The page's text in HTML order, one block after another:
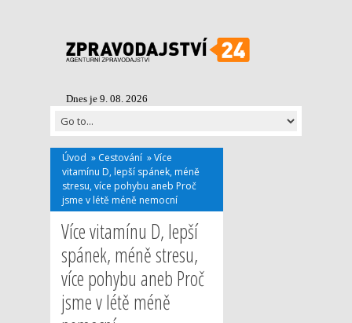
Dnes je 9. 08. 2026
Úvod » Cestování »Více
vitamínu D, lepší spánek, méně
stresu, více pohybu aneb Proč
jsme v létě méně nemocní
Více vitamínu D, lepší
spánek, méně stresu,
více pohybu aneb Proč
jsme v létě méně